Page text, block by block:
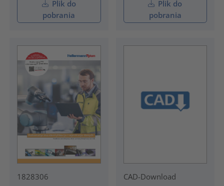
Plik do
pobrania
Plik do
pobrania
1828306 CAD-Download